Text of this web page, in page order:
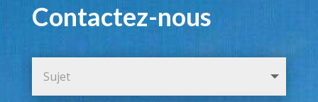
Contactez-nous